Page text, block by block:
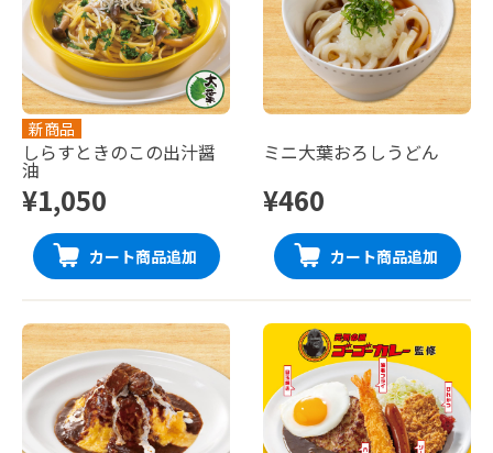
新商品
しらすときのこの出汁醤
油
¥1,050
カート商品追加
ミニ大葉おろしうどん
¥460
カート商品追加